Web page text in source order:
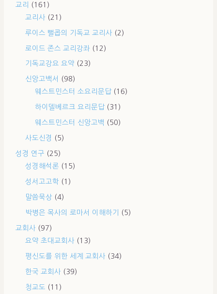
교리
(161)
교리사 (21)
루이스 뻘콥의 기독교 교리사 (2)
로이드 존스 교리강좌 (12)
기독교강요 요약 (23)
신앙고백서
(98)
웨스트민스터 소요리문답(16)
하이델베르크 요리문답(31)
웨스트민스터 신앙고백 (50)
사도신경 (5)
성경 연구 (25)
성경해석론 (15)
성서고고학 (1)
말씀묵상 (4)
박병은 목사의 로마서 이해하기 (5)
교회사 (97)
요약 초대교회사 (13)
평신도를 위한 세계 교회사 (34)
한국 교회사 (39)
청교도 (11)